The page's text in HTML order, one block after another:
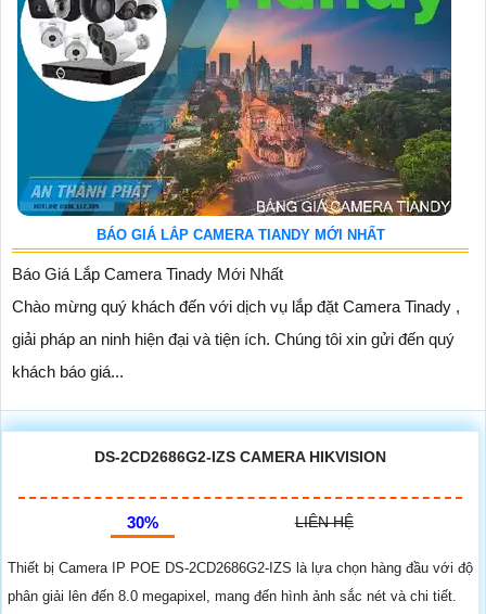
BÁO GIÁ LẮP CAMERA TIANDY MỚI NHẤT
Báo Giá Lắp Camera Tinady Mới Nhất
Chào mừng quý khách đến với dịch vụ lắp đặt Camera Tinady ,
giải pháp an ninh hiện đại và tiện ích. Chúng tôi xin gửi đến quý
khách báo giá...
DS-2CD2686G2-IZS CAMERA HIKVISION
30% LIÊN HỆ
Thiết bị Camera IP POE DS-2CD2686G2-IZS là lựa chọn hàng đầu với độ
phân giải lên đến 8.0 megapixel, mang đến hình ảnh sắc nét và chi tiết.